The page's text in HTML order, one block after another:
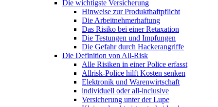
Die wichtigste Versicherung
Hinweise zur Produkthaftpflicht
Die Arbeitnehmerhaftung
Das Risiko bei einer Retaxation
Die Testungen und Impfungen
Die Gefahr durch Hackerangriffe
Die Definition von All-Risk
Alle Risiken in einer Police erfasst
Allrisk-Police hilft Kosten senken
Elektronik und Warenwirtschaft
individuell oder all-inclusive
Versicherung unter der Lupe